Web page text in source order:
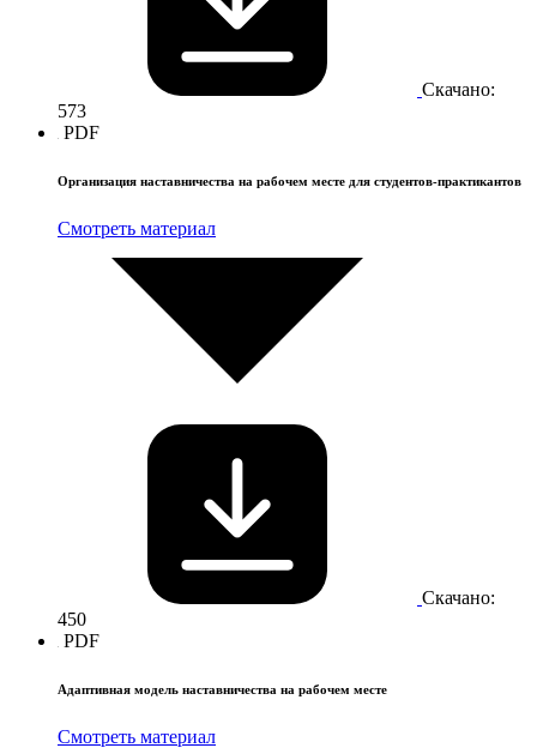
Скачано:
573
PDF
Организация наставничества на рабочем месте для студентов-практикантов
Смотреть материал
Скачано:
450
PDF
Адаптивная модель наставничества на рабочем месте
Смотреть материал